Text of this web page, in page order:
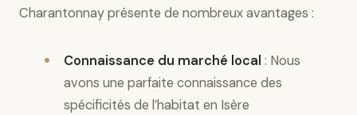
Charantonnay présente de nombreux avantages :
Connaissance du marché local : Nous
avons une parfaite connaissance des
spécificités de l’habitat en Isère